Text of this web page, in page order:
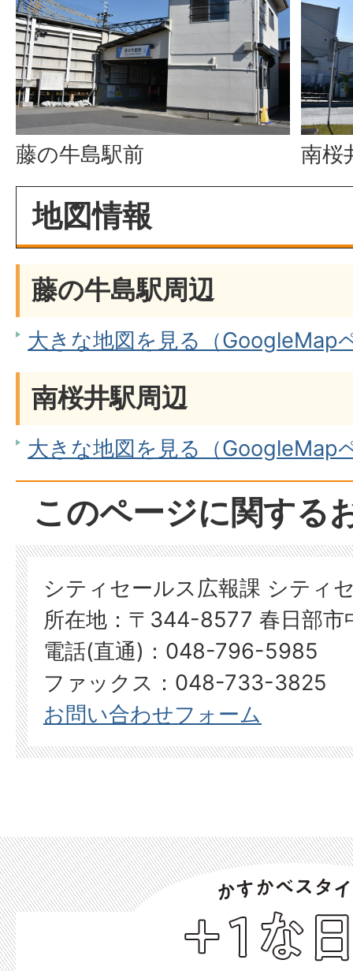
藤の牛島駅前 南桜
地図情報
藤の牛島駅周辺
大きな地図を見る（GoogleMap
南桜井駅周辺
大きな地図を見る（GoogleMap
このページに関する
シティセールス広報課 シティ
所在地：〒344-8577 春日部市
電話(直通)：048-796-5985
ファックス：048-733-3825
お問い合わせフォーム
か
す